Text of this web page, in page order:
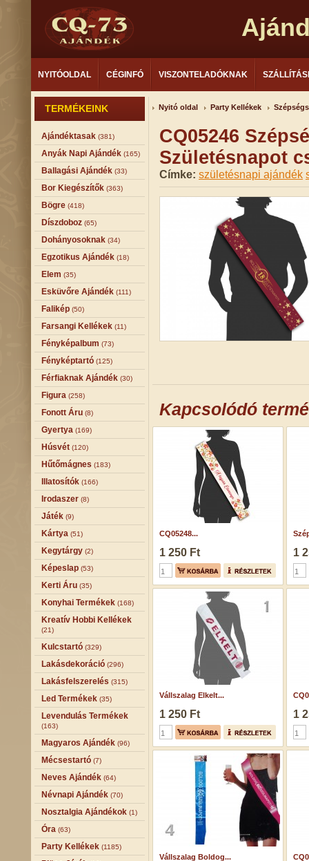
NYITÓOLDAL CÉGINFÓ VISZONTELADÓKNAK
TERMÉKEINK
Ajándéktasak (381)
Anyák Napi Ajándék (165)
Ballagási Ajándék (33)
Bor Kiegészítők (363)
Bögre (418)
Díszdoboz (65)
Dohányosoknak (34)
Egzotikus Ajándék (18)
Elem (35)
Esküvőre Ajándék (111)
Falikép (50)
Farsangi Kellékek (11)
Fényképalbum (73)
Fényképtartó (125)
Férfiaknak Ajándék (30)
Figura (258)
Fonott Áru (8)
Gyertya (169)
Húsvét (120)
Hűtőmágnes (183)
Illatosítók (166)
Irodaszer (8)
Játék (9)
Kártya (51)
Kegytárgy (2)
Képeslap (53)
Kerti Áru (35)
Konyhai Termékek (168)
Kreatív Hobbi Kellékek
(21)
Kulcstartó (329)
Lakásdekoráció (296)
Lakásfelszerelés (315)
Led Termékek (35)
Levendulás Termékek
(163)
Magyaros Ajándék (96)
Mécsestartó (7)
Neves Ajándék (64)
Névnapi Ajándék (70)
Nosztalgia Ajándékok (1)
Óra (63)
Party Kellékek (1185)
Nyitó oldal Party Kellékek
CQ05246
Születésnapot
Címke: születésnapi ajándék
Kapcsolódó
CQ05248...
1 250 Ft 1
Vállszalag Elkelt...
1 250 Ft 1
Vállszalag Boldog...